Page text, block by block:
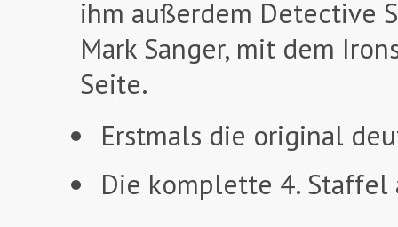
ihm außerdem Detective
Mark Sanger, mit dem
Seite.
Erstmals die original
Die komplette 4. Staffel